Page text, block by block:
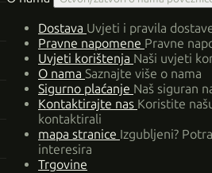
Dostava Uvjeti i pravila
Pravne napomene Pravne
Uvjeti korištenja Naši uvjeti
O nama Saznajte više o nama
Sigurno plaćanje Naš siguran
Kontaktirajte nas Koristite
kontaktirali
mapa stranice Izgubljeni?
interesira
Trgovine